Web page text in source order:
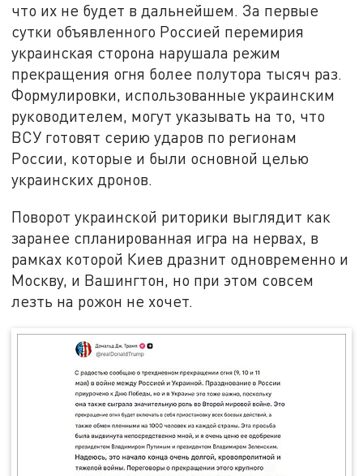
что их не будет в дальнейшем. За первые
сутки объявленного Россией перемирия
украинская сторона нарушала режим
прекращения огня более полутора тысяч раз.
Формулировки, использованные украинским
руководителем, могут указывать на то, что
ВСУ готовят серию ударов по регионам
России, которые и были основной целью
украинских дронов.
Поворот украинской риторики выглядит как
заранее спланированная игра на нервах, в
рамках которой Киев дразнит одновременно и
Москву, и Вашингтон, но при этом совсем
лезть на рожон не хочет.